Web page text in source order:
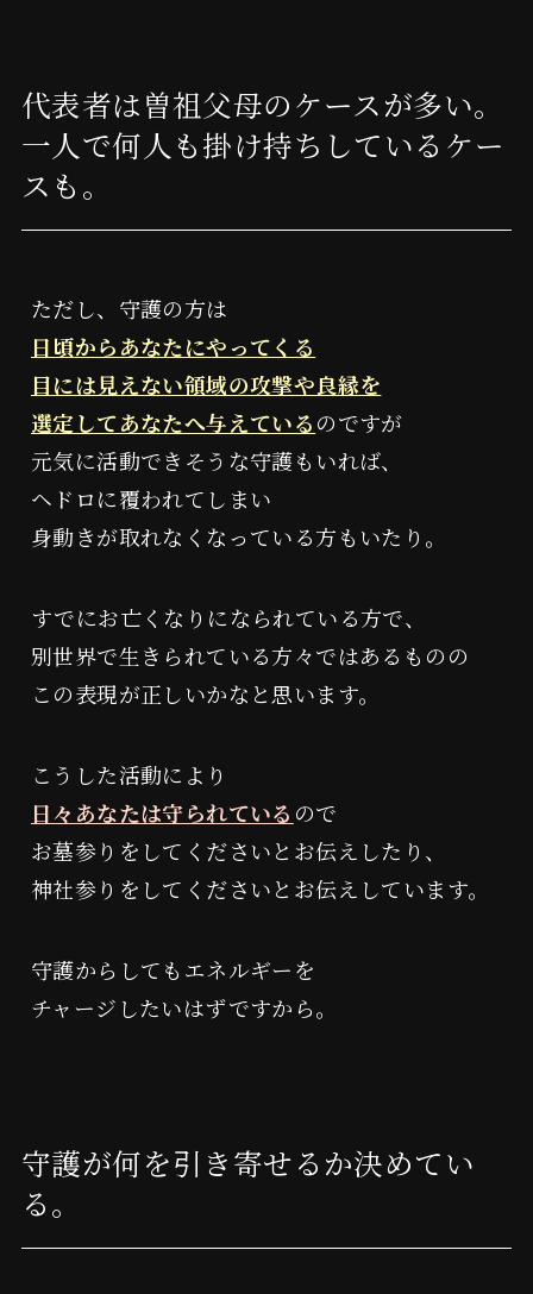
タイムウェーバー
経改塩®︎
代表者は曽祖父母のケースが多い。
一人で何人も掛け持ちしているケー
スも。
ただし、守護の方は
日頃からあなたにやってくる
目には見えない領域の攻撃や良縁を
選定してあなたへ与えているのですが
元気に活動できそうな守護もいれば、
ヘドロに覆われてしまい
身動きが取れなくなっている方もいたり。
すでにお亡くなりになられている方で、
別世界で生きられている方々ではあるものの
この表現が正しいかなと思います。
こうした活動により
日々あなたは守られている ので
お墓参りをしてくださいとお伝えしたり、
神社参りをしてくださいとお伝えしています。
守護からしてもエネルギーを
チャージしたいはずですから。
守護が何を引き寄せるか決めてい
る。